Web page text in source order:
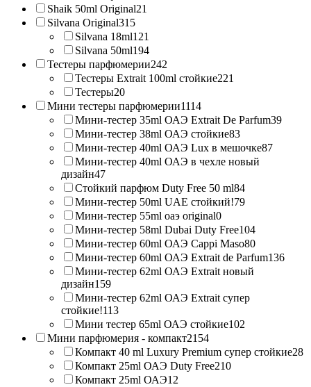
Shaik 50ml Original21
Silvana Original315
Silvana 18ml121
Silvana 50ml194
Тестеры парфюмерии242
Тестеры Extrait 100ml стойкие221
Тестеры20
Мини тестеры парфюмерии1114
Мини-тестер 35ml ОАЭ Extrait De Parfum39
Мини-тестер 38ml ОАЭ стойкие83
Мини-тестер 40ml ОАЭ Lux в мешочке87
Мини-тестер 40ml ОАЭ в чехле новый
дизайн47
Стойкий парфюм Duty Free 50 ml84
Мини-тестер 50ml UAE стойкий!79
Мини-тестер 55ml оаэ original0
Мини-тестер 58ml Dubai Duty Free104
Мини-тестер 60ml ОАЭ Cappi Maso80
Мини-тестер 60ml ОАЭ Extrait de Parfum136
Мини-тестер 62ml ОАЭ Extrait новый
дизайн159
Мини-тестер 62ml ОАЭ Extrait супер
стойкие!113
Мини тестер 65ml ОАЭ стойкие102
Мини парфюмерия - компакт2154
Компакт 40 ml Luxury Premium супер стойкие28
Компакт 25ml ОАЭ Duty Free210
Компакт 25ml ОАЭ12